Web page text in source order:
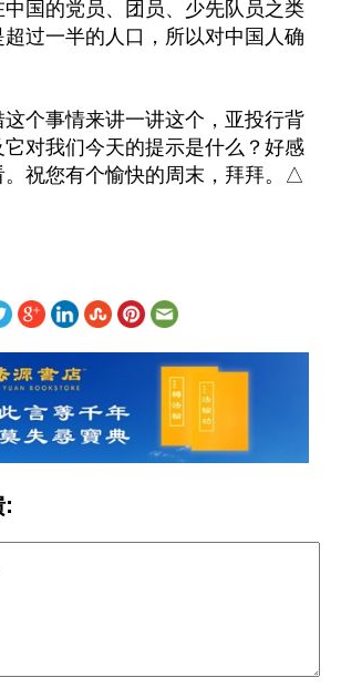
中国的党员、团员、少先队员之类
过一半的人口，所以对中国人确
个事情来讲一讲这个，亚投行背
它对我们今天的提示是什么？好感
。祝您有个愉快的周末，拜拜。△
: